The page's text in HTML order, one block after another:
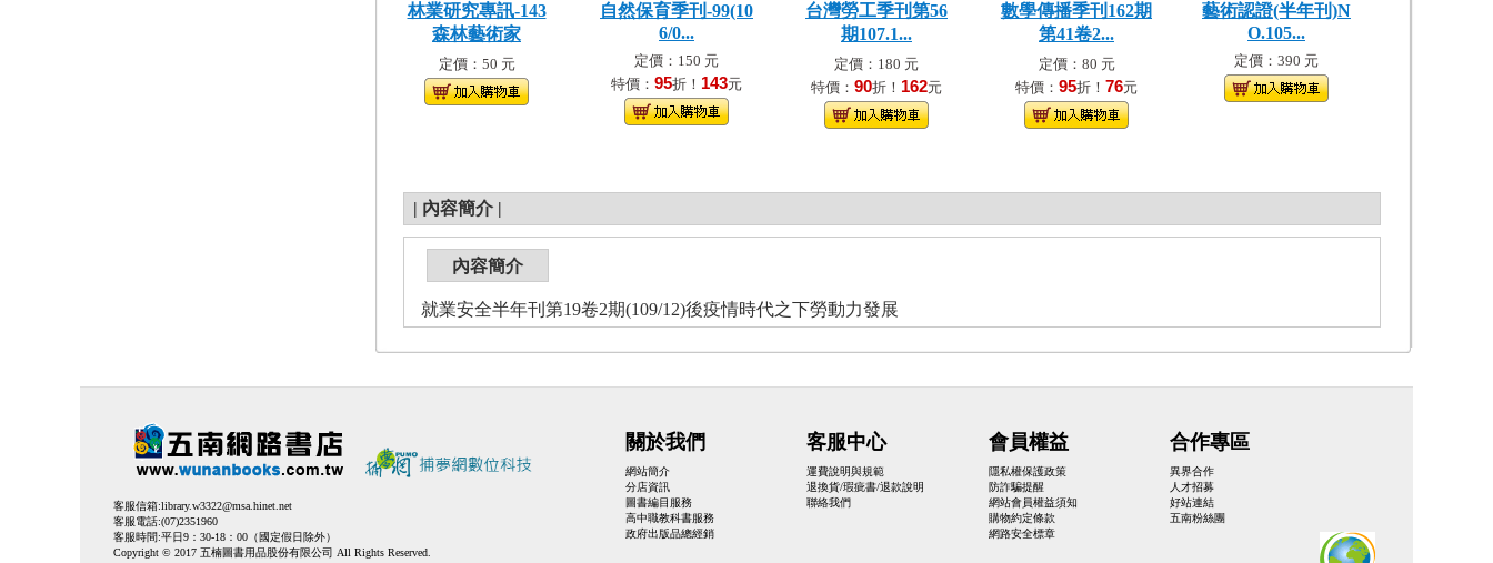
林業研究專訊-143
森林藝術家
定價：50 元
自然保育季刊-99(10
6/0...
定價：150 元
特價： 95折！ 143元
台灣勞工季刊第56
期107.1...
定價：180 元
特價： 90折！ 162元
數學傳播季刊162期
第41卷2...
定價：80 元
特價： 95折！ 76元
藝術認證(半年刊)N
O.105...
定價：390 元
| 內容簡介 |
內容簡介
就業安全半年刊第19卷2期(109/12)後疫情時代之下勞動力發展
客服信箱:library.w3322@msa.hinet.net
客服電話:(07)2351960
客服時間:平日9：30-18：00（國定假日除外）
Copyright © 2017 五楠圖書用品股份有限公司 All Rights Reserved.
關於我們
網站簡介
分店資訊
圖書編目服務
高中職教科書服務
政府出版品總經銷
客服中心
運費說明與規範
退換貨/瑕疵書/退款說明
聯絡我們
會員權益
隱私權保護政策
防詐騙提醒
網站會員權益須知
購物約定條款
網路安全標章
合作專區
異界合作
人才招募
好站連結
五南粉絲團